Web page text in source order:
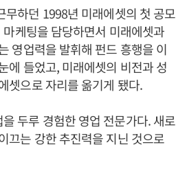
무하던 1998년 미래에셋의 첫 공모
케팅을 담당하면서 미래에셋과
영업력을 발휘해 펀드 흥행을 이
에 들었고, 미래에셋의 비전과 성
셋으로 자리를 옮기게 됐다.
두루 경험한 영업 전문가다. 새로
끄는 강한 추진력을 지닌 것으로